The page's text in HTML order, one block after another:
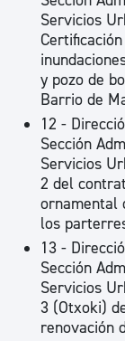
Servicios
y pozo de
Barrio de
12 -
Sección
Servicios
2 del
ornamental
los
13 -
Sección
Servicios
3 (Otxoki)
renovación